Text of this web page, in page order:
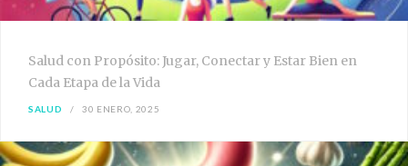
Salud con Propósito: Jugar, Conectar y Estar Bien en
Cada Etapa de la Vida
SALUD 30 ENERO, 2025